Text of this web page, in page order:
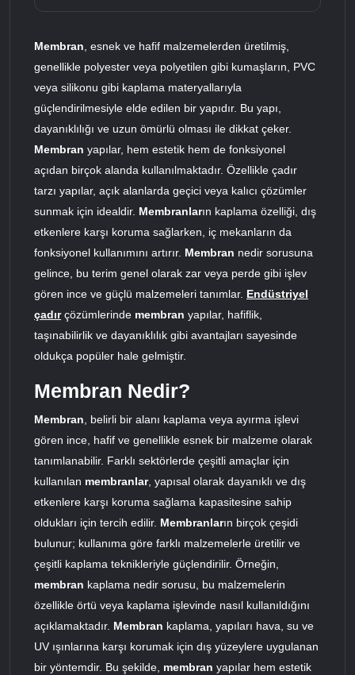
Membran, esnek ve hafif malzemelerden üretilmiş,
genellikle polyester veya polyetilen gibi kumaşların, PVC
veya silikonu gibi kaplama materyallarıyla
güçlendirilmesiyle elde edilen bir yapıdır. Bu yapı,
dayanıklılığı ve uzun ömürlü olması ile dikkat çeker.
Membran yapılar, hem estetik hem de fonksiyonel
açıdan birçok alanda kullanılmaktadır. Özellikle çadır
tarzı yapılar, açık alanlarda geçici veya kalıcı çözümler
sunmak için idealdir. Membranların kaplama özelliği, dış
etkenlere karşı koruma sağlarken, iç mekanların da
fonksiyonel kullanımını artırır. Membran nedir sorusuna
gelince, bu terim genel olarak zar veya perde gibi işlev
gören ince ve güçlü malzemeleri tanımlar. Endüstriyel
çadırçözümlerinde membran yapılar, hafiflik,
taşınabilirlik ve dayanıklılık gibi avantajları sayesinde
oldukça popüler hale gelmiştir.
Membran Nedir?
Membran, belirli bir alanı kaplama veya ayırma işlevi
gören ince, hafif ve genellikle esnek bir malzeme olarak
tanımlanabilir. Farklı sektörlerde çeşitli amaçlar için
kullanılan membranlar, yapısal olarak dayanıklı ve dış
etkenlere karşı koruma sağlama kapasitesine sahip
oldukları için tercih edilir. Membranların birçok çeşidi
bulunur; kullanıma göre farklı malzemelerle üretilir ve
çeşitli kaplama teknikleriyle güçlendirilir. Örneğin,
membran kaplama nedir sorusu, bu malzemelerin
özellikle örtü veya kaplama işlevinde nasıl kullanıldığını
açıklamaktadır. Membran kaplama, yapıları hava, su ve
UV ışınlarına karşı korumak için dış yüzeylere uygulanan
bir yöntemdir. Bu şekilde, membran yapılar hem estetik